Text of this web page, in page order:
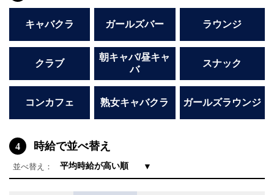
キャバクラ ガールズバー ラウンジ
クラブ
朝キャバ/昼キャ
バ
スナック
コンカフェ 熟女キャバクラ ガールズラウンジ
4 時給で並べ替え
並べ替え： ▼